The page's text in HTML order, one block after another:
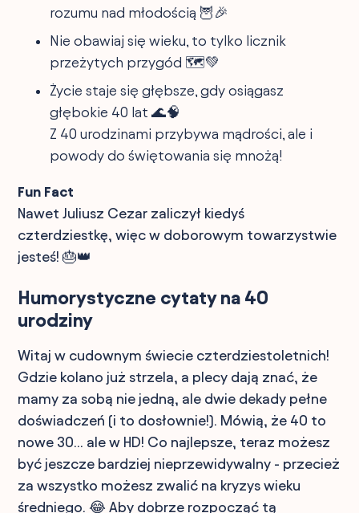
rozumu nad młodością 🦉🎉
Nie obawiaj się wieku, to tylko licznik
przeżytych przygód 🗺️💚
Życie staje się głębsze, gdy osiągasz
głębokie 40 lat 🌊🧠
Z 40 urodzinami przybywa mądrości, ale i
powody do świętowania się mnożą!
Fun Fact
Nawet Juliusz Cezar zaliczył kiedyś
czterdziestkę, więc w doborowym towarzystwie
jesteś! 🎂👑
Humorystyczne cytaty na 40
urodziny
Witaj w cudownym świecie czterdziestoletnich!
Gdzie kolano już strzela, a plecy dają znać, że
mamy za sobą nie jedną, ale dwie dekady pełne
doświadczeń (i to dosłownie!). Mówią, że 40 to
nowe 30... ale w HD! Co najlepsze, teraz możesz
być jeszcze bardziej nieprzewidywalny - przecież
za wszystko możesz zwalić na kryzys wieku
średniego. 😂 Aby dobrze rozpocząć tą